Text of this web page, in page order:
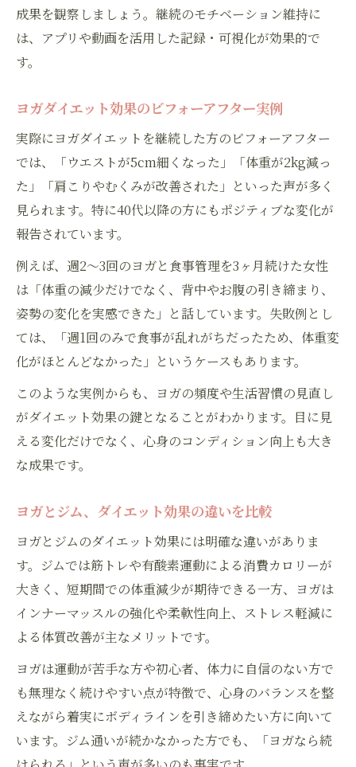
成果を観察しましょう。継続のモチベーション維持に
は、アプリや動画を活用した記録・可視化が効果的で
す。
ヨガダイエット効果のビフォーアフター実例
実際にヨガダイエットを継続した方のビフォーアフター
では、「ウエストが5cm細くなった」「体重が2kg減っ
た」「肩こりやむくみが改善された」といった声が多く
見られます。特に40代以降の方にもポジティブな変化が
報告されています。
例えば、週2〜3回のヨガと食事管理を3ヶ月続けた女性
は「体重の減少だけでなく、背中やお腹の引き締まり、
姿勢の変化を実感できた」と話しています。失敗例とし
ては、「週1回のみで食事が乱れがちだったため、体重変
化がほとんどなかった」というケースもあります。
このような実例からも、ヨガの頻度や生活習慣の見直し
がダイエット効果の鍵となることがわかります。目に見
える変化だけでなく、心身のコンディション向上も大き
な成果です。
ヨガとジム、ダイエット効果の違いを比較
ヨガとジムのダイエット効果には明確な違いがありま
す。ジムでは筋トレや有酸素運動による消費カロリーが
大きく、短期間での体重減少が期待できる一方、ヨガは
インナーマッスルの強化や柔軟性向上、ストレス軽減に
よる体質改善が主なメリットです。
ヨガは運動が苦手な方や初心者、体力に自信のない方で
も無理なく続けやすい点が特徴で、心身のバランスを整
えながら着実にボディラインを引き締めたい方に向いて
います。ジム通いが続かなかった方でも、「ヨガなら続